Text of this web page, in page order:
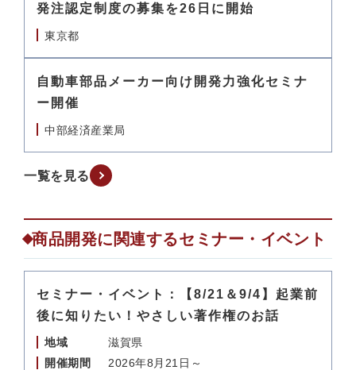
発注認定制度の募集を26日に開始
東京都
自動車部品メーカー向け開発力強化セミナ
ー開催
中部経済産業局
一覧を見る
商品開発に関連するセミナー・イベント
セミナー・イベント：【8/21＆9/4】起業前
後に知りたい！やさしい著作権のお話
地域
滋賀県
開催期間
2026年8月21日～